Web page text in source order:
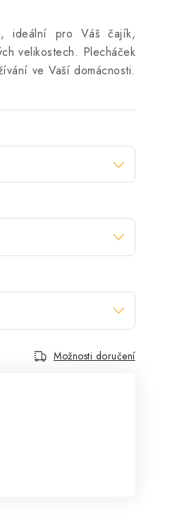
ideální pro Váš čajík,
velikostech. Plecháček
ve Vaší domácnosti.
Možnosti doručení